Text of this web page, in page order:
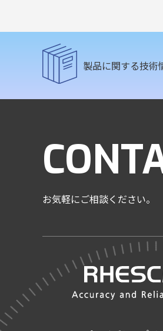
製品に関する技術
お気軽にご相談ください。